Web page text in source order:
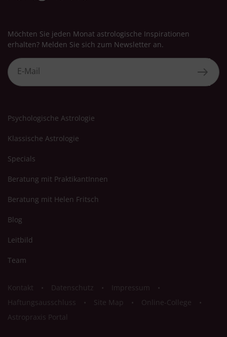
Möchten Sie jeden Monat astrologische Inspirationen
erhalten? Melden Sie sich zum Newsletter an.
Psychologische Astrologie
Klassische Astrologie
Specials
Beratung mit PraktikantInnen
Beratung mit Helen Fritsch
Blog
Leitbild
Team
Kontakt Datenschutz
Impressum
Haftungsausschluss
Site Map
Online-College
Astropraxis Portal